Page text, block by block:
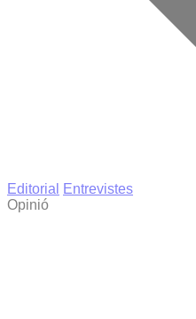
Editorial
Entrevistes
Opinió